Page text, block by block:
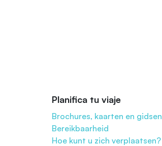
Planifica tu viaje
Brochures, kaarten en gidsen
Bereikbaarheid
Hoe kunt u zich verplaatsen?